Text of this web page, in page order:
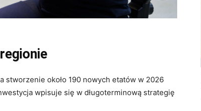
stworzenie około 190 nowych etatów w 2026
wpisuje się w długoterminową strategię